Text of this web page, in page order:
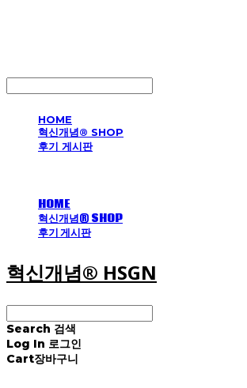
HOME
혁신개념® SHOP
후기 게시판
HOME
혁신개념® SHOP
후기 게시판
혁신개념® HSGN
Search 검색
Log In 로그인
Cart장바구니